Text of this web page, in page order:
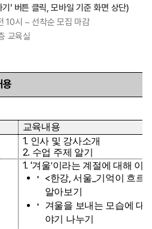
' 버튼 클릭, 모바일 기준 화면 상단)
10시 ~ 선착순 모집 마감
교육실
용
교육내용
1. 인사 및 강사소개
2. 수업 주제 알기
1. '겨울'이라는 계절에 대해 이
<한강,서울 기억이 흐르
알아보기
겨울을 보내는 모습에 대
야기 나누기